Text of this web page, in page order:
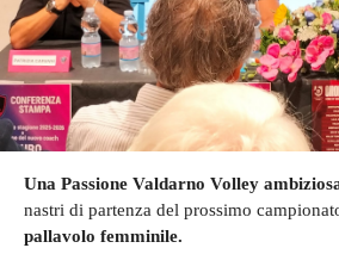
Una Passione Valdarno Volley
nastri di partenza del prossimo
pallavolo femminile.